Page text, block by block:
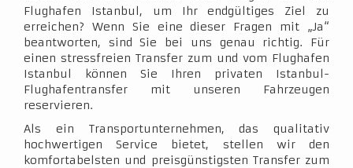
Flughafen Istanbul, um Ihr endgültiges Ziel zu
erreichen? Wenn Sie eine dieser Fragen mit „Ja“
beantworten, sind Sie bei uns genau richtig. Für
einen stressfreien Transfer zum und vom Flughafen
Istanbul können Sie Ihren privaten Istanbul-
Flughafentransfer mit unseren Fahrzeugen
reservieren.
Als ein Transportunternehmen, das qualitativ
hochwertigen Service bietet, stellen wir den
komfortabelsten und preisgünstigsten Transfer zum